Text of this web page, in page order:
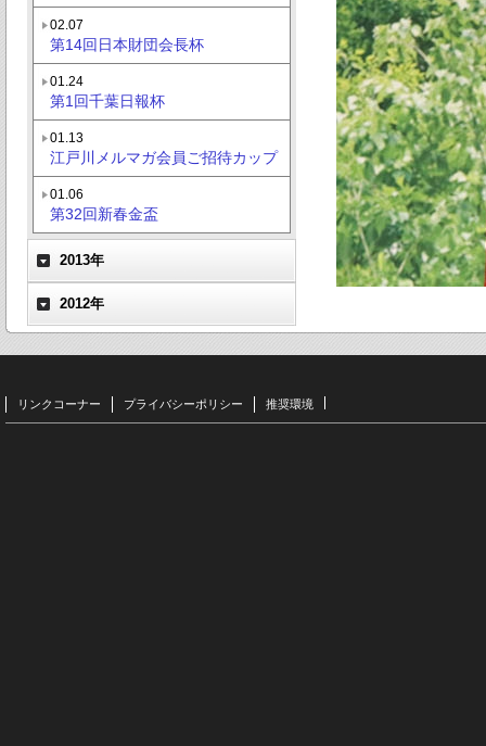
02.07
第14回日本財団会長杯
01.24
第1回千葉日報杯
01.13
江戸川メルマガ会員ご招待カップ
01.06
第32回新春金盃
2013年
2012年
リンクコーナー プライバシーポリシー 推奨環境